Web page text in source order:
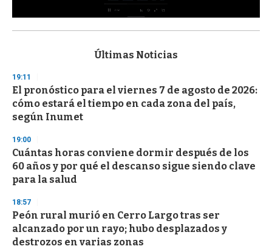
s
d
s
o
f
3
s
e
c
o
n
d
Últimas Noticias
19:11
El pronóstico para el viernes 7 de agosto de 2026:
cómo estará el tiempo en cada zona del país,
según Inumet
19:00
Cuántas horas conviene dormir después de los
60 años y por qué el descanso sigue siendo clave
para la salud
18:57
Peón rural murió en Cerro Largo tras ser
alcanzado por un rayo; hubo desplazados y
destrozos en varias zonas